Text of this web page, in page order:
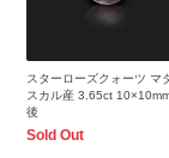
スターローズクォーツ マ
スカル産 3.65ct
後
Sold Out